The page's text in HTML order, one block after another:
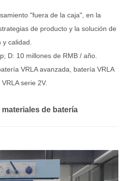
"fuera de la caja", en la
de producto y la solución de
calidad.
D: 10 millones de RMB / año.
VRLA avanzada, batería VRLA
serie 2V.
de batería